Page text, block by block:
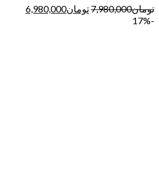
تومان7,980,000تومان6,980,000
-17%